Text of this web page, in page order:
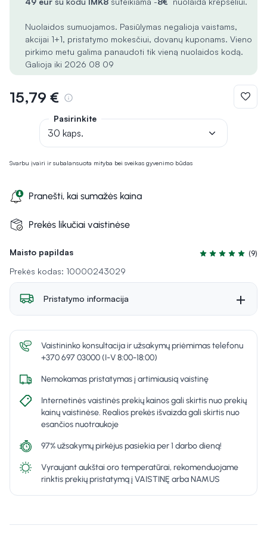
Maisto papildas
Įvertinimas 4.9
(9)
Prekės kodas: 10000243029
Svarbu įvairi ir subalansuota mityba bei sveikas gyvenimo būdas
Nuolaidos sumuojamos. Pasiūlymas negalioja vaistams,
akcijai 1+1, pristatymo mokesčiui, dovanų kuponams. Vieno
pirkimo metu galima panaudoti tik vieną nuolaidos kodą.
Galioja iki 2026 08 09
15,79 €
Pranešti, kai sumažės kaina
Prekės likučiai vaistinėse
Pasirinkite
30 kaps.
Pristatymo informacija
Vaistininko konsultacija ir užsakymų priėmimas telefonu
+370 697 03000 (I-V 8:00-18:00)
Nemokamas pristatymas į artimiausią vaistinę
Internetinės vaistinės prekių kainos gali skirtis nuo prekių
kainų vaistinėse. Realios prekės išvaizda gali skirtis nuo
esančios nuotraukoje
97% užsakymų pirkėjus pasiekia per 1 darbo dieną!
Vyraujant aukštai oro temperatūrai, rekomenduojame
rinktis prekių pristatymą į VAISTINĘ arba NAMUS